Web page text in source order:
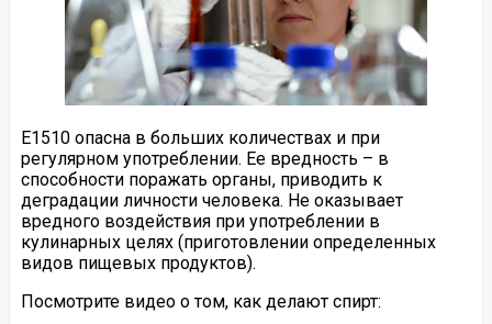
E1510 опасна в больших количествах и при
регулярном употреблении. Ее вредность – в
способности поражать органы, приводить к
деградации личности человека. Не оказывает
вредного воздействия при употреблении в
кулинарных целях (приготовлении определенных
видов пищевых продуктов).
Посмотрите видео о том, как делают спирт: